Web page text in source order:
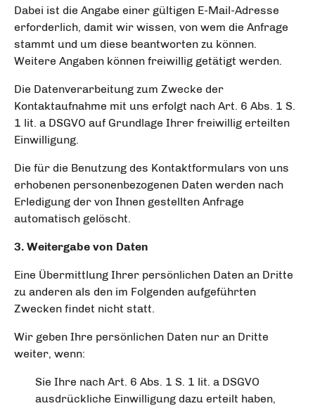
Dabei ist die Angabe einer gültigen E-Mail-Adresse
erforderlich, damit wir wissen, von wem die Anfrage
stammt und um diese beantworten zu können.
Weitere Angaben können freiwillig getätigt werden.
Die Datenverarbeitung zum Zwecke der
Kontaktaufnahme mit uns erfolgt nach Art. 6 Abs. 1 S.
1 lit. a DSGVO auf Grundlage Ihrer freiwillig erteilten
Einwilligung.
Die für die Benutzung des Kontaktformulars von uns
erhobenen personenbezogenen Daten werden nach
Erledigung der von Ihnen gestellten Anfrage
automatisch gelöscht.
3. Weitergabe von Daten
Eine Übermittlung Ihrer persönlichen Daten an Dritte
zu anderen als den im Folgenden aufgeführten
Zwecken findet nicht statt.
Wir geben Ihre persönlichen Daten nur an Dritte
weiter, wenn:
Sie Ihre nach Art. 6 Abs. 1 S. 1 lit. a DSGVO
ausdrückliche Einwilligung dazu erteilt haben,